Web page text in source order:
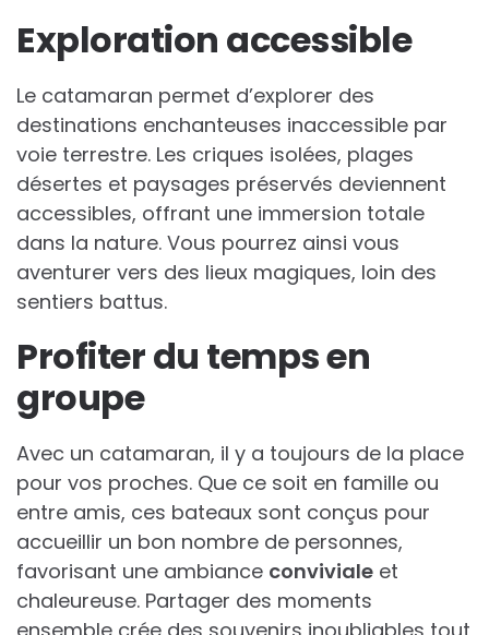
Exploration accessible
Le catamaran permet d’explorer des
destinations enchanteuses inaccessible par
voie terrestre. Les criques isolées, plages
désertes et paysages préservés deviennent
accessibles, offrant une immersion totale
dans la nature. Vous pourrez ainsi vous
aventurer vers des lieux magiques, loin des
sentiers battus.
Profiter du temps en
groupe
Avec un catamaran, il y a toujours de la place
pour vos proches. Que ce soit en famille ou
entre amis, ces bateaux sont conçus pour
accueillir un bon nombre de personnes,
favorisant une ambiance conviviale et
chaleureuse. Partager des moments